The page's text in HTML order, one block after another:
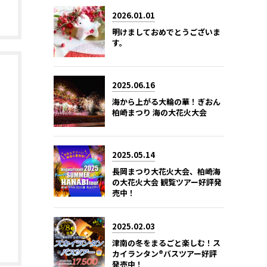
2026.01.01
明けましておめでとうございま
す。
2025.06.16
海から上がる大輪の華！ぎおん
柏崎まつり 海の大花火大会
2025.05.14
長岡まつり大花火大会、柏崎海
の大花火大会 観覧ツアー好評発
売中！
2025.02.03
津南の冬をまるごと楽しむ！ス
カイランタン®バスツアー好評
発売中！